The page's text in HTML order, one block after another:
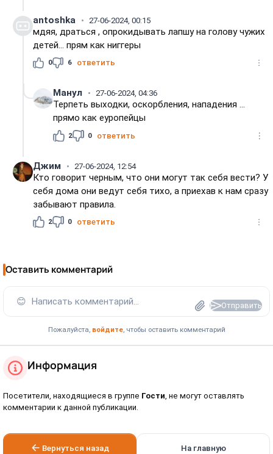
antoshka 27-06-2024, 00:15
мдяя, драться , опрокидывать лапшу на голову чужих
детей... прям как ниггеры
0 6 ответить
Манул 27-06-2024, 04:36
Терпеть выходки, оскорбления, нападения ...
прямо как еуропейцы
2 0 ответить
Джим 27-06-2024, 12:54
Кто говорит черным, что они могут так себя вести? У
себя дома они ведут себя тихо, а приехав к нам сразу
забывают правила.
2 0 ответить
Оставить комментарий
😊 Написать комментарий... Отправить
Пожалуйста, войдите, чтобы оставить комментарий
Информация
Посетители, находящиеся в группе Гости, не могут оставлять
комментарии к данной публикации.
Вернуться назад На главную